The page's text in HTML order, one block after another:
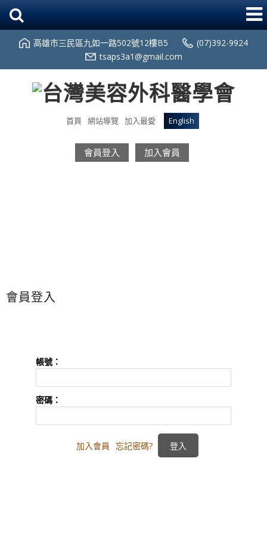
高雄市三民區九如一路502號12樓B5
(07)392-9924
tsaps3a1@gmail.com
首頁 網站導覽 加入最愛 English
會員登入 加入會員
會員登入
帳號：
密碼：
加入會員 忘記密碼?